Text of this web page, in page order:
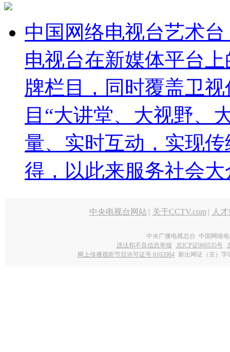
中国网络电视台艺术台
电视台在新媒体平台
牌栏目，同时覆盖卫
目“大讲堂、大视野、
量、实时互动，实现
得，以此来服务社会
中央电视台网站 | 关于CCTV.com | 人
中央广播电视总台 中国网络
违法和不良信息举报
京ICP证060535号
网上传播视听节目许可证号 0102004 新出网证（京）